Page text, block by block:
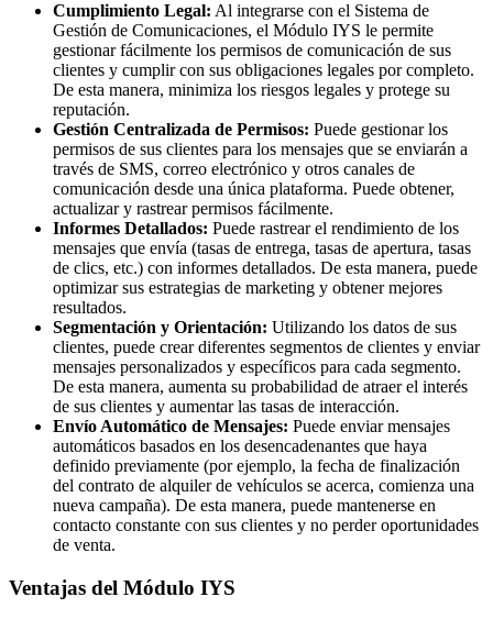
Cumplimiento Legal: Al integrarse con el Sistema de
Gestión de Comunicaciones, el Módulo IYS le permite
gestionar fácilmente los permisos de comunicación de sus
clientes y cumplir con sus obligaciones legales por completo.
De esta manera, minimiza los riesgos legales y protege su
reputación.
Gestión Centralizada de Permisos: Puede gestionar los
permisos de sus clientes para los mensajes que se enviarán a
través de SMS, correo electrónico y otros canales de
comunicación desde una única plataforma. Puede obtener,
actualizar y rastrear permisos fácilmente.
Informes Detallados: Puede rastrear el rendimiento de los
mensajes que envía (tasas de entrega, tasas de apertura, tasas
de clics, etc.) con informes detallados. De esta manera, puede
optimizar sus estrategias de marketing y obtener mejores
resultados.
Segmentación y Orientación: Utilizando los datos de sus
clientes, puede crear diferentes segmentos de clientes y enviar
mensajes personalizados y específicos para cada segmento.
De esta manera, aumenta su probabilidad de atraer el interés
de sus clientes y aumentar las tasas de interacción.
Envío Automático de Mensajes: Puede enviar mensajes
automáticos basados en los desencadenantes que haya
definido previamente (por ejemplo, la fecha de finalización
del contrato de alquiler de vehículos se acerca, comienza una
nueva campaña). De esta manera, puede mantenerse en
contacto constante con sus clientes y no perder oportunidades
de venta.
Ventajas del Módulo IYS